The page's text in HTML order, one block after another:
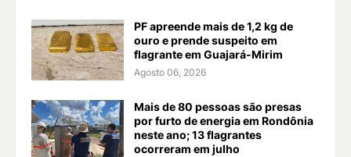
PF apreende mais de 1,2 kg de
ouro e prende suspeito em
flagrante em Guajará-Mirim
Agosto 06, 2026
Mais de 80 pessoas são presas
por furto de energia em Rondônia
neste ano; 13 flagrantes
ocorreram em julho